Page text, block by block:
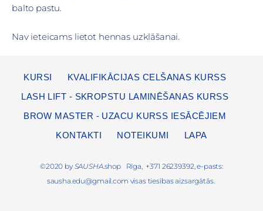
balto pastu.
Nav ieteicams lietot hennas uzklāšanai.
KURSI
KVALIFIKĀCIJAS CELŠANAS KURSS
LASH LIFT - SKROPSTU LAMINĒŠANAS KURSS
BROW MASTER - UZACU KURSS IESĀCĒJIEM
KONTAKTI
NOTEIKUMI LAPA
©2020 by SAUSHA.shop Rīga, +371 26239392, e-pasts:
sausha.edu@gmail.com visas tiesības aizsargātās.